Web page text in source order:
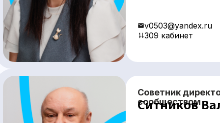
v0503@yandex.ru
309 кабинет
Советник
сообществом
Ситников